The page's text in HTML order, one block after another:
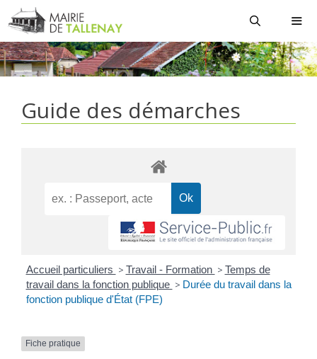
Aller
au
contenu
Guide des démarches
Accueil particuliers > Travail - Formation > Temps de
travail dans la fonction publique > Durée du travail dans la
fonction publique d'État (FPE)
Fiche pratique